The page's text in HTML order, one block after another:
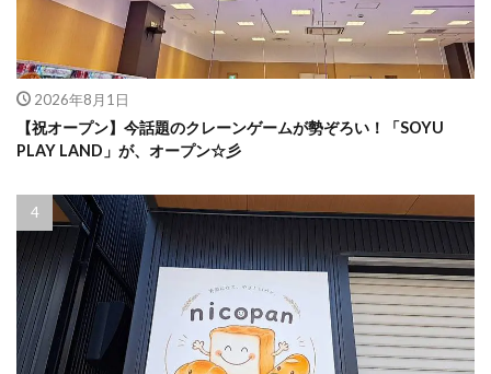
2026年8月1日
【祝オープン】今話題のクレーンゲームが勢ぞろい！「SOYU
PLAY LAND」が、オープン☆彡